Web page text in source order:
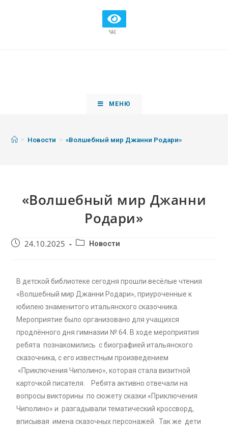
МЕНЮ
> Новости > «Волшебный мир Джанни Родари»
«Волшебный мир Джанни
Родари»
24.10.2025 Новости
В детской библиотеке сегодня прошли весёлые чтения
«Волшебный мир Джанни Родари», приуроченные к
юбилею знаменитого итальянского сказочника.
Мероприятие было организовано для учащихся
продлённого дня гимназии № 64. В ходе мероприятия
ребята познакомились с биографией итальянского
сказочника, с его известным произведением
«Приключения Чиполино», которая стала визитной
карточкой писателя. Ребята активно отвечали на
вопросы викторины по сюжету сказки «Приключения
Чиполино» и разгадывали тематический кроссворд,
вписывая имена сказочных персонажей. Так же дети